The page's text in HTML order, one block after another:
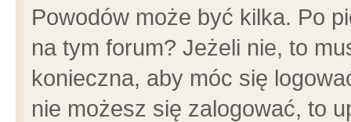
Powodów może być kilka. Po
na tym forum? Jeżeli nie, to
konieczna, aby móc się
nie możesz się zalogować, to